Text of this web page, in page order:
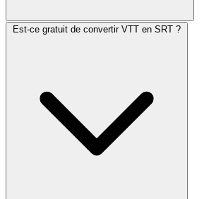
Est-ce gratuit de convertir VTT en SRT ?